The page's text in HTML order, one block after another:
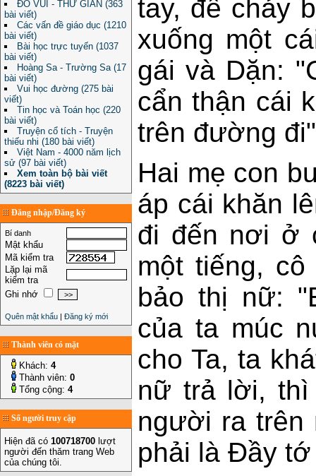
ĐỐ VUI - THƯ GIÃN (363
bài viết)
Các vấn đề giáo dục (1210
bài viết)
Bài học trực tuyến (1037
bài viết)
Hoàng Sa - Trường Sa (17
bài viết)
Vui học đường (275 bài
viết)
Tin học và Toán học (220
bài viết)
Truyện cổ tích - Truyện
thiếu nhi (180 bài viết)
Việt Nam - 4000 năm lịch
sử (97 bài viết)
Xem toàn bộ bài viết
(8223 bài viết)
Đăng nhập/Đăng ký
Bí danh
Mật khẩu
Mã kiểm tra
Lặp lại mã
kiểm tra
Ghi nhớ
Quên mật khẩu | Đăng ký mới
Thành viên có mặt
Khách: 4
Thành viên: 0
Tổng cộng: 4
Số người truy cập
Hiện đã có 100718700 lượt
người đến thăm trang Web
của chúng tôi.
tay, để chảy
xuống một
gái và Dặn:
cẩn thận cái
trên đường
Hai mẹ con
áp cái khăn
đi đến nơi ở
một tiếng,
bảo thị nữ:
của ta múc
cho Ta, ta
nữ trả lời, thì
người ra trên
phải là Đầy